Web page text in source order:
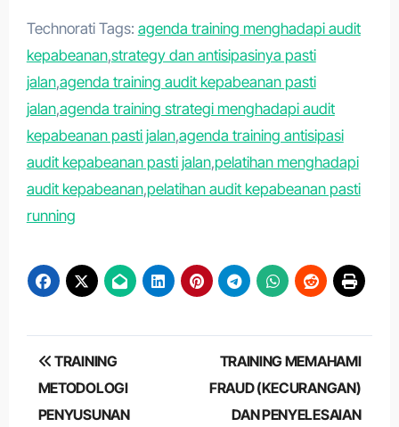
Technorati Tags: agenda training menghadapi audit
kepabeanan,strategy dan antisipasinya pasti
jalan,agenda training audit kepabeanan pasti
jalan,agenda training strategi menghadapi audit
kepabeanan pasti jalan,agenda training antisipasi
audit kepabeanan pasti jalan,pelatihan menghadapi
audit kepabeanan,pelatihan audit kepabeanan pasti
running
Post
navigation
TRAINING
METODOLOGI
PENYUSUNAN
TRAINING MEMAHAMI
FRAUD (KECURANGAN)
DAN PENYELESAIAN